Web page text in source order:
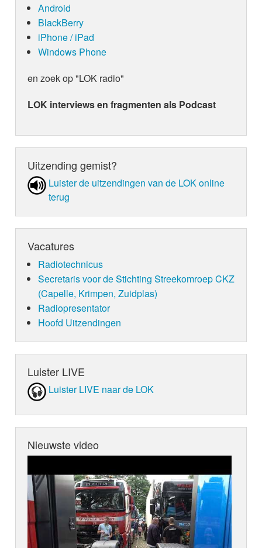
Android
BlackBerry
iPhone / iPad
Windows Phone
en zoek op "LOK radio"
LOK interviews en fragmenten als Podcast
Uitzending gemist?
Luister de uit­zen­din­gen van de LOK online
terug
Vacatures
Radiotechnicus
Secretaris voor de Stichting Streekomroep CKZ
(Capelle, Krimpen, Zuidplas)
Radiopresentator
Hoofd Uitzendingen
Luister LIVE
Luister LIVE naar de LOK
Nieuwste video